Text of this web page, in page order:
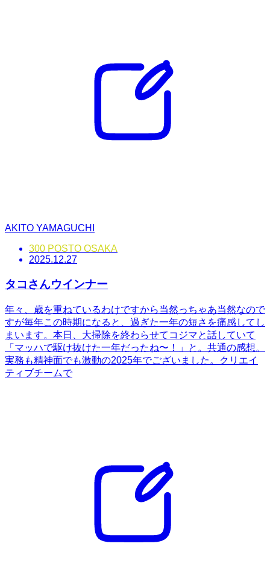
AKITO YAMAGUCHI
300 POSTO OSAKA
2025.12.27
タコさんウインナー
年々、歳を重ねているわけですから当然っちゃあ当然なので
すが毎年この時期になると、過ぎた一年の短さを痛感してし
まいます。本日、大掃除を終わらせてコジマと話していて
「マッハで駆け抜けた一年だったね〜！」と。共通の感想。
実務も精神面でも激動の2025年でございました。クリエイ
ティブチームで